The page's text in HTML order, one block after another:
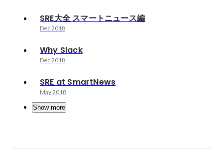
SRE大全 スマートニュース編
Dec 2018
Why Slack
Dec 2018
SRE at SmartNews
May 2018
Show more